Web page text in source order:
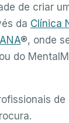
de criar
da Clínica
®, onde
do